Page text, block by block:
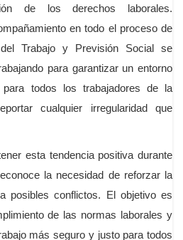
de los derechos laborales.
en todo el proceso de
Trabajo y Previsión Social se
para garantizar un entorno
todos los trabajadores de la
cualquier irregularidad que
esta tendencia positiva durante
la necesidad de reforzar la
posibles conflictos. El objetivo es
de las normas laborales y
más seguro y justo para todos